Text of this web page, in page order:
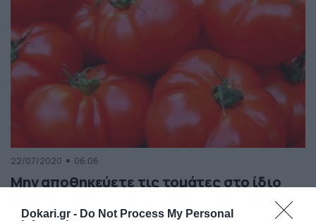
Dokari.gr - Do Not Process My Personal
22/07/2020 06:06
Μην αποθηκεύετε τις τομάτες στο ίδιο